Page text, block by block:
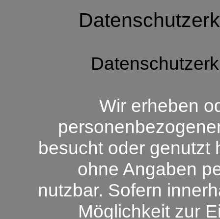
Wir erheben
besucht oder genutzt
ohne Angaben
nutzbar. Sofern
Möglichkeit zur